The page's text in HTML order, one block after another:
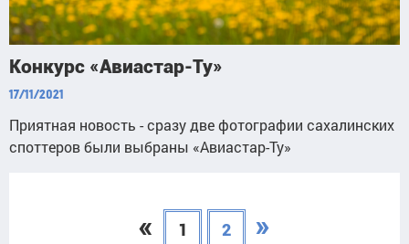
Конкурс «Авиастар-Ту»
17/11/2021
Приятная новость - сразу две фотографии сахалинских
споттеров были выбраны «Авиастар-Ту»
« 1 2 »